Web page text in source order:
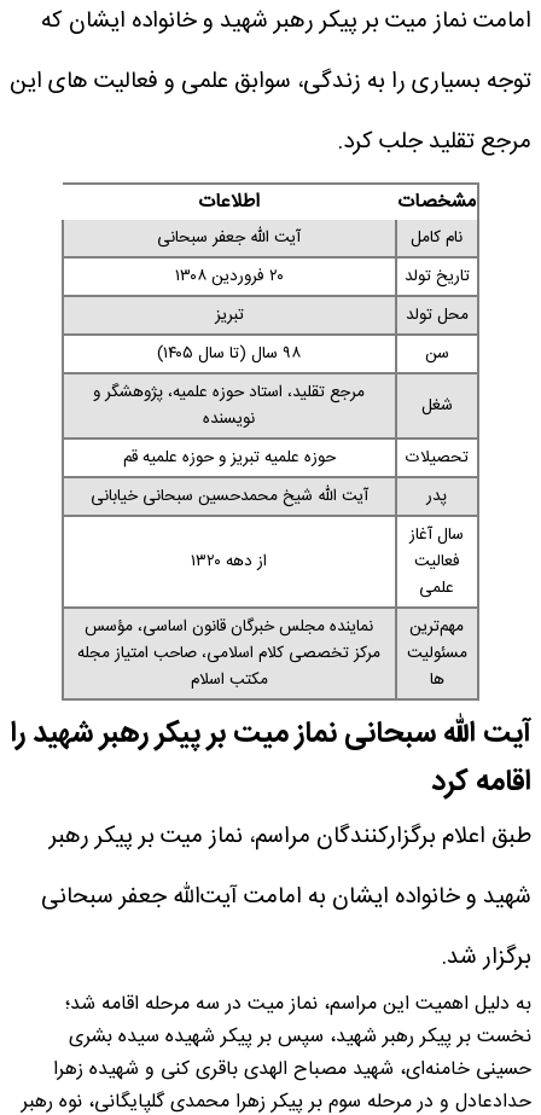
امامت نماز میت بر پیکر رهبر شهید و خانواده ایشان که
توجه بسیاری را به زندگی، سوابق علمی و فعالیت های این
مرجع تقلید جلب کرد.
مشخصات اطلاعات
نام کامل
آیت الله جعفر سبحانی
تاریخ تولد
۲۰ فروردین ۱۳۰۸
محل تولد
تبریز
سن
۹۸ سال (تا سال ۱۴۰۵)
شغل
مرجع تقلید، استاد حوزه علمیه، پژوهشگر و
نویسنده
تحصیلات
حوزه علمیه تبریز و حوزه علمیه قم
پدر
آیت الله شیخ محمدحسین سبحانی خیابانی
سال آغاز
فعالیت
علمی
از دهه ۱۳۲۰
مهم‌ترین
مسئولیت
ها
نماینده مجلس خبرگان قانون اساسی، مؤسس
مرکز تخصصی کلام اسلامی، صاحب امتیاز مجله
مکتب اسلام
آیت الله سبحانی نماز میت بر پیکر رهبر شهید را
اقامه کرد
طبق اعلام برگزارکنندگان مراسم، نماز میت بر پیکر رهبر
شهید و خانواده ایشان به امامت آیت‌الله جعفر سبحانی
برگزار شد.
به دلیل اهمیت این مراسم، نماز میت در سه مرحله اقامه شد؛
نخست بر پیکر رهبر شهید، سپس بر پیکر شهیده سیده بشری
حسینی خامنه‌ای، شهید مصباح الهدی باقری کنی و شهیده زهرا
حدادعادل و در مرحله سوم بر پیکر زهرا محمدی گلپایگانی، نوه رهبر